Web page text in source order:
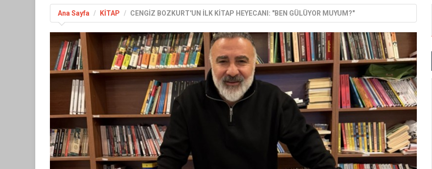
Ana Sayfa KİTAP CENGİZ BOZKURT'UN İLK KİTAP HEYECANI: "BEN GÜLÜYOR MUYUM?"